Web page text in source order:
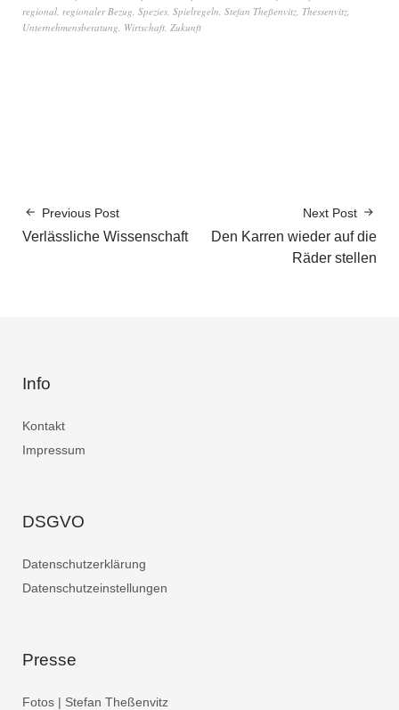
regional, regionaler Bezug, Spezies, Spielregeln, Stefan Theßenvitz, Thessenvitz,
Unternehmensberatung, Wirtschaft, Zukunft
Previous Post
Verlässliche Wissenschaft
Next Post
Den Karren wieder auf die
Räder stellen
Info
Kontakt
Impressum
DSGVO
Datenschutzerklärung
Datenschutzeinstellungen
Presse
Fotos | Stefan Theßenvitz